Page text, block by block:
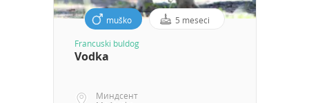
muško 5 meseci
Francuski buldog
Vodka
Миндсент